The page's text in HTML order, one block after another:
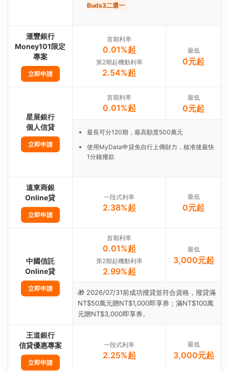
Buds3二選一
滙豐銀行
Money101限定
專案
立即申請
首期利率
0.01%起
第2期起機動利率
2.54%起
最低
0元起
星展銀行
個人信貸
立即申請
首期利率
0.01%起
最低
0元起
最長可分120期，最高額度500萬元
使用MyData申貸免自行上傳財力，核准後最快
1分鐘撥款
遠東商銀
Online貸
立即申請
一段式利率
2.38%起
最低
0元起
中國信託
Online貸
立即申請
首期利率
0.01%起
第2期起機動利率
2.99%起
最低
3,000元起
🎁 2026/07/31前成功撥貸並符合資格，撥貸滿
NT$50萬元贈NT$1,000即享券；滿NT$100萬
元贈NT$3,000即享券。
王道銀行
信貸優惠專案
立即申請
一段式利率
2.25%起
最低
3,000元起